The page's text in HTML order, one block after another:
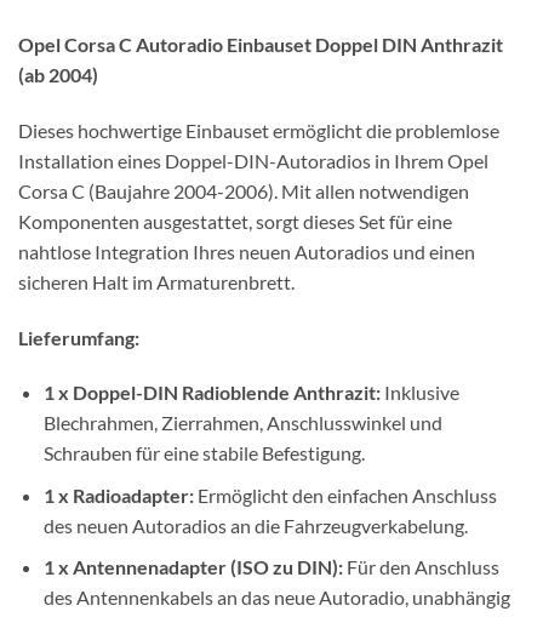
Opel Corsa C Autoradio Einbauset Doppel DIN Anthrazit
(ab 2004)
Dieses hochwertige Einbauset ermöglicht die problemlose
Installation eines Doppel-DIN-Autoradios in Ihrem Opel
Corsa C (Baujahre 2004-2006). Mit allen notwendigen
Komponenten ausgestattet, sorgt dieses Set für eine
nahtlose Integration Ihres neuen Autoradios und einen
sicheren Halt im Armaturenbrett.
Lieferumfang:
1 x Doppel-DIN Radioblende Anthrazit:Inklusive
Blechrahmen, Zierrahmen, Anschlusswinkel und
Schrauben für eine stabile Befestigung.
1 x Radioadapter:Ermöglicht den einfachen Anschluss
des neuen Autoradios an die Fahrzeugverkabelung.
1 x Antennenadapter (ISO zu DIN):Für den Anschluss
des Antennenkabels an das neue Autoradio, unabhängig